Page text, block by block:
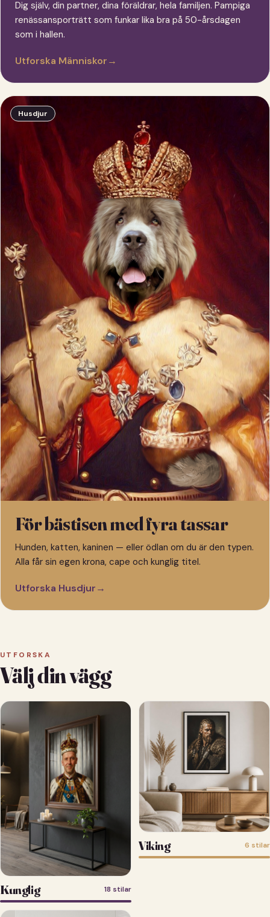
Dig själv, din partner, dina föräldrar, hela familjen. Pampiga
renässansporträtt som funkar lika bra på 50-årsdagen
som i hallen.
Utforska Människor→
Husdjur
För bästisen med fyra tassar
Hunden, katten, kaninen — eller ödlan om du är den typen.
Alla får sin egen krona, cape och kunglig titel.
Utforska Husdjur→
UTFORSKA
Välj din vägg
Kunglig 18 stilar
Viking 6 stilar